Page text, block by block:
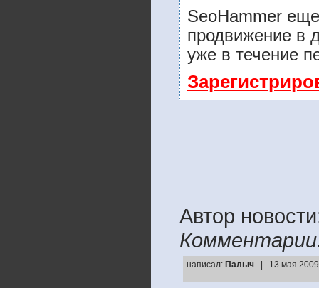
SeoHammer
продвижение в
уже в течение
Автор
написал: Палыч | 13 мая